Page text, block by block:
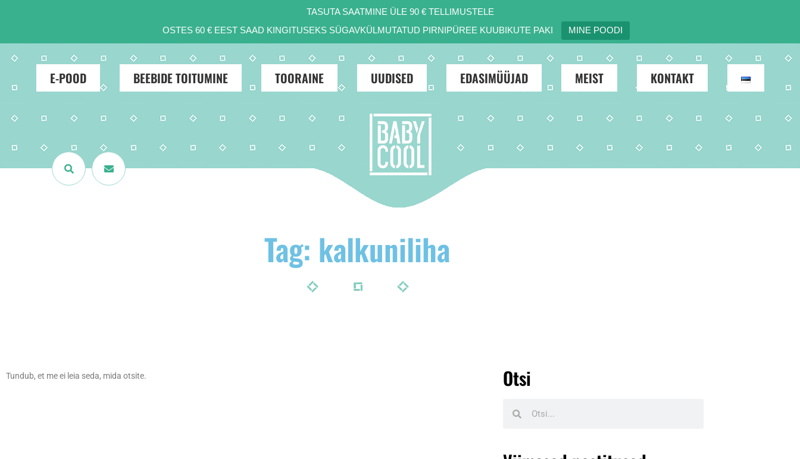
TASUTA SAATMINE ÜLE 90 € TELLIMUSTELE
OSTES 60 € EEST SAAD KINGITUSEKS SÜGAVKÜLMUTATUD PIRNIPÜREE KUUBIKUTE PAKI
MINE POODI
E-POOD BEEBIDE TOITUMINE TOORAINE UUDISED EDASIMÜÜJAD MEIST KONTAKT
Tag: kalkuniliha
Tundub, et me ei leia seda, mida otsite. Otsi